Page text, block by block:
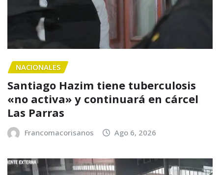
NACIONALES
Santiago Hazim tiene tuberculosis
«no activa» y continuará en cárcel
Las Parras
Francomacorisanos Ago 6, 2026